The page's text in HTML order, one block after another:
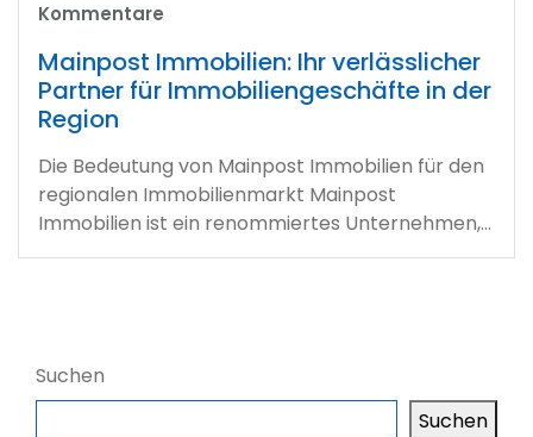
Kommentare
Mainpost Immobilien: Ihr verlässlicher
Partner für Immobiliengeschäfte in der
Region
Die Bedeutung von Mainpost Immobilien für den
regionalen Immobilienmarkt Mainpost
Immobilien ist ein renommiertes Unternehmen,…
Suchen
Suchen